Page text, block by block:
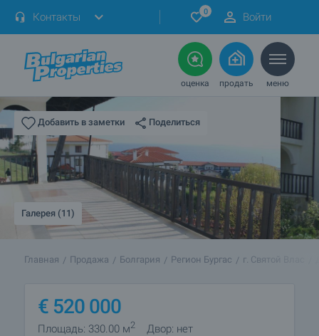
Контакты 0 Войти
оценка продать меню
Добавить в заметки Поделиться
Галерея (11)
Главная Продажа Болгария Регион Бургас г. Святой Влас
€ 520 000
Площадь: 330.00 м2 Двор: нет